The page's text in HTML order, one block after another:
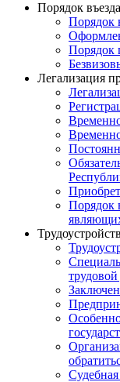
Порядок
Порядок
Порядок
Легализация
Порядок
трудовой